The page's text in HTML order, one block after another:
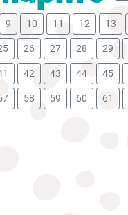
9 10 11 12 13
26 27 28 29
42 43 44 45
58 59 60 61